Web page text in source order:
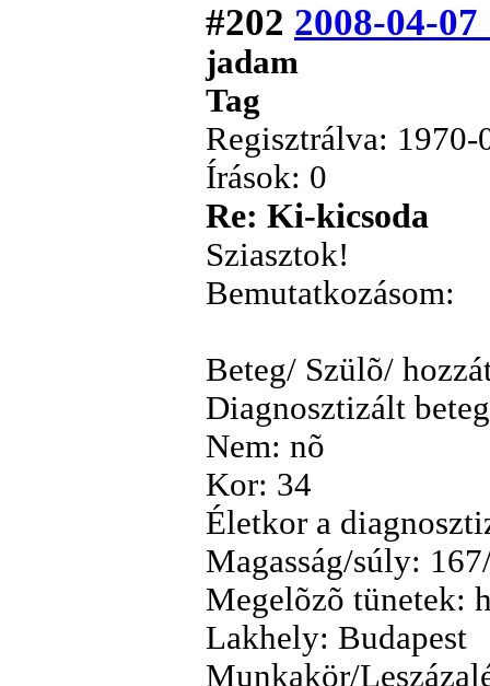
#202 2008-04-07
jadam
Tag
Regisztrálva: 1970-
Írások: 0
Re: Ki-kicsoda
Sziasztok!
Bemutatkozásom:
Beteg/ Szülõ/
Diagnosztizált
Nem: nõ
Kor: 34
Életkor a
Magasság/súly:
Megelõzõ tünetek:
Lakhely: Budapest
Munkakör/